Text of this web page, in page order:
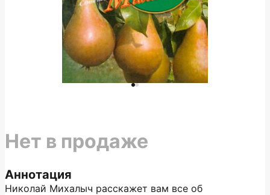
Аннотация
Николай Михалыч расскажет вам все об
Нет в продаже